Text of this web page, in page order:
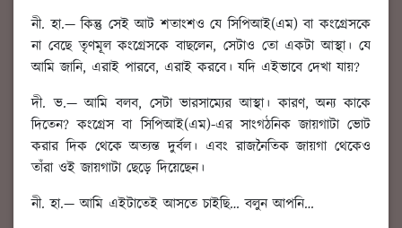
নী. হা.—কিন্তু সেই আট শতাংশও যে সিপিআই(এম) বা কংগ্রেসকে
না বেছে তৃণমূল কংগ্রেসকে বাছলেন, সেটাও তো একটা আস্থা। যে
আমি জানি, এরাই পারবে, এরাই করবে। যদি এইভাবে দেখা যায়?
দী. ভ.— আমি বলব, সেটা ভারসাম্যের আস্থা। কারণ, অন্য কাকে
দিতেন? কংগ্রেস বা সিপিআই(এম)-এর সাংগঠনিক জায়গাটা ভোট
করার দিক থেকে অত্যন্ত দুর্বল। এবং রাজনৈতিক জায়গা থেকেও
তাঁরা ওই জায়গাটা ছেড়ে দিয়েছেন।
নী. হা.—আমি এইটাতেই আসতে চাইছি… বলুন আপনি…